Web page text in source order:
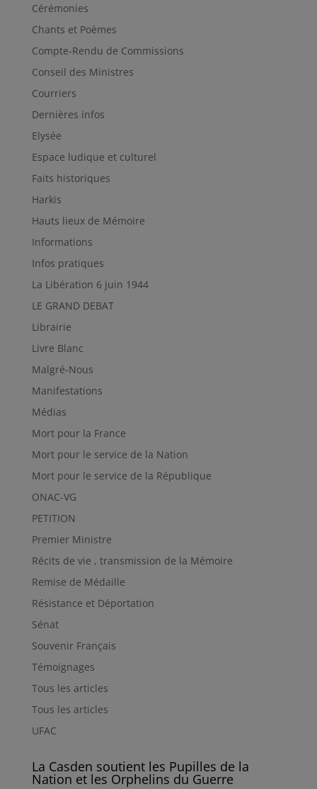
Cérémonies
Chants et Poèmes
Compte-Rendu de Commissions
Conseil des Ministres
Courriers
Dernières infos
Elysée
Espace ludique et culturel
Faits historiques
Harkis
Hauts lieux de Mémoire
Informations
Infos pratiques
La Libération 6 juin 1944
LE GRAND DEBAT
Librairie
Livre Blanc
Malgré-Nous
Manifestations
Médias
Mort pour la France
Mort pour le service de la Nation
Mort pour le service de la République
ONAC-VG
PETITION
Premier Ministre
Récits de vie , transmission de la Mémoire
Remise de Médaille
Résistance et Déportation
Sénat
Souvenir Français
Témoignages
Tous les articles
Tous les articles
UFAC
La Casden soutient les Pupilles de la
Nation et les Orphelins du Guerre